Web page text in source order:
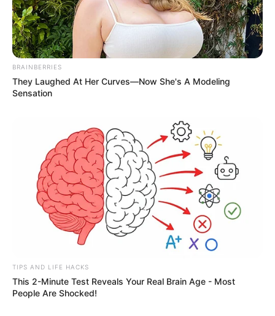
BRAINBERRIES
They Laughed At Her Curves—Now She's A Modeling
Sensation
TIPS AND LIFE HACKS
This 2-Minute Test Reveals Your Real Brain Age - Most
People Are Shocked!